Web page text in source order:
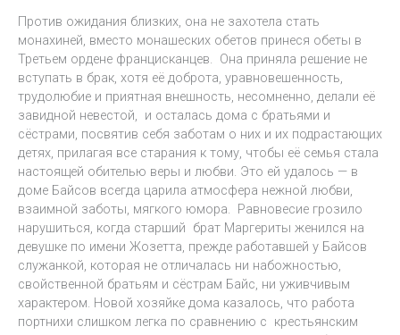
Против ожидания близких, она не захотела стать
монахиней, вместо монашеских обетов принеся обеты в
Третьем ордене францисканцев. Она приняла решение не
вступать в брак, хотя её доброта, уравновешенность,
трудолюбие и приятная внешность, несомненно, делали её
завидной невестой, и осталась дома с братьями и
сёстрами, посвятив себя заботам о них и их подрастающих
детях, прилагая все старания к тому, чтобы её семья стала
настоящей обителью веры и любви. Это ей удалось — в
доме Байсов всегда царила атмосфера нежной любви,
взаимной заботы, мягкого юмора. Равновесие грозило
нарушиться, когда старший брат Маргериты женился на
девушке по имени Жозетта, прежде работавшей у Байсов
служанкой, которая не отличалась ни набожностью,
свойственной братьям и сёстрам Байс, ни уживчивым
характером. Новой хозяйке дома казалось, что работа
портнихи слишком легка по сравнению с крестьянским